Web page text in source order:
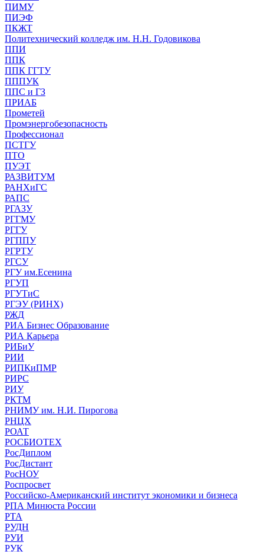
ПИМУ
ПИЭФ
ПКЖТ
Политехнический колледж им. Н.Н. Годовикова
ППИ
ППК
ППК ГГТУ
ПППУК
ППС и ГЗ
ПРИАБ
Прометей
Промэнергобезопасность
Профессионал
ПСТГУ
ПТО
ПУЭТ
РАЗВИТУМ
РАНХиГС
РАПС
РГАЗУ
РГГМУ
РГГУ
РГППУ
РГРТУ
РГСУ
РГУ им.Есенина
РГУП
РГУТиС
РГЭУ (РИНХ)
РЖД
РИА Бизнес Образование
РИА Карьера
РИБиУ
РИИ
РИПКиПМР
РИРС
РИУ
РКТМ
РНИМУ им. Н.И. Пирогова
РНЦХ
РОАТ
РОСБИОТЕХ
РосДиплом
РосДистант
РосНОУ
Роспросвет
Российско-Американский институт экономики и бизнеса
РПА Минюста России
РТА
РУДН
РУИ
РУК